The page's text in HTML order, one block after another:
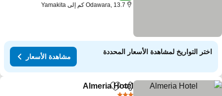
Odawara, 13.7 كم إلى Yamakita
اختر التواريخ لمشاهدة الأسعار المحددة
مشاهدة الأسعار
مشاركةAdd to favorites
Almeria Hotel